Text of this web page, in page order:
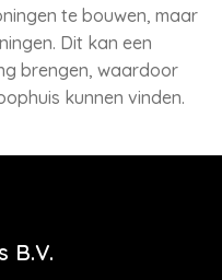
te bouwen, maar
Dit kan een
brengen, waardoor
kunnen vinden.
B.V.